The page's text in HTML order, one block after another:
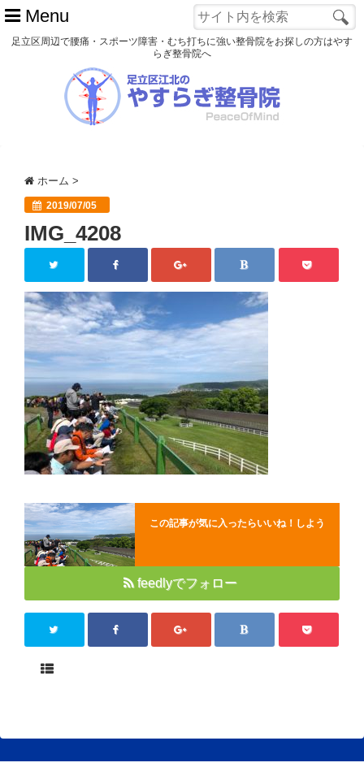
Menu
スポーツ障害
患者様の声
アクセス
院長プロフィール
Close
足立区周辺で腰痛・スポーツ障害・むち打ちに強い整骨院をお探しの方はやす
らぎ整骨院へ
ホーム >
2019/07/05
IMG_4208
この記事が気に入ったらいいね！しよう
feedlyでフォロー